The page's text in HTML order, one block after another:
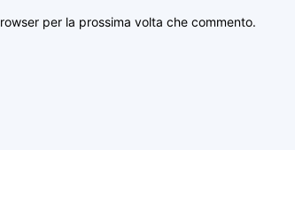
per la prossima volta che commento.